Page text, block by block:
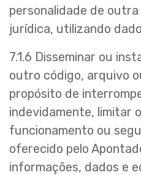
personalidade de
jurídica, utilizando
7.1.6 Disseminar ou
outro código, arquivo
propósito de
indevidamente, limitar
funcionamento ou
oferecido pelo
informações, dados e